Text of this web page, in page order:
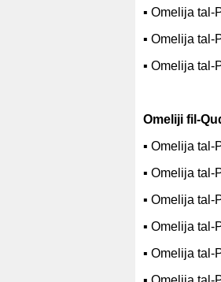
▪ Omelija tal-
▪ Omelija tal-
▪ Omelija tal-
Omeliji fil-
▪ Omelija tal-
▪ Omelija tal-
▪ Omelija tal-
▪ Omelija tal-
▪ Omelija tal-